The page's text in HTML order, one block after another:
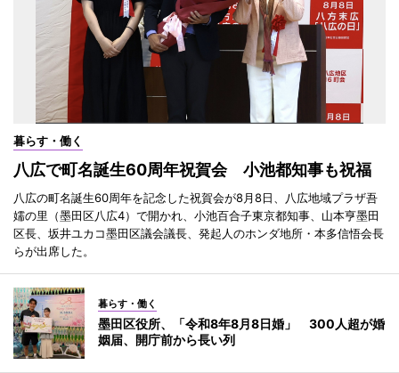
暮らす・働く
八広で町名誕生60周年祝賀会 小池都知事も祝福
八広の町名誕生60周年を記念した祝賀会が8月8日、八広地域プラザ吾
嬬の里（墨田区八広4）で開かれ、小池百合子東京都知事、山本亨墨田
区長、坂井ユカコ墨田区議会議長、発起人のホンダ地所・本多信悟会長
らが出席した。
暮らす・働く
墨田区役所、「令和8年8月8日婚」 300人超が婚
姻届、開庁前から長い列